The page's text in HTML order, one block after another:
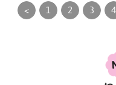
< 1 2 3 4